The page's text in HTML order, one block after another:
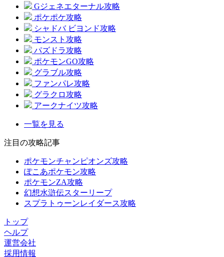
Gジェネエターナル攻略
ポケポケ攻略
シャドバ ビヨンド攻略
モンスト攻略
パズドラ攻略
ポケモンGO攻略
グラブル攻略
ファンパレ攻略
グラクロ攻略
アークナイツ攻略
一覧を見る
注目の攻略記事
ポケモンチャンピオンズ攻略
ぽこあポケモン攻略
ポケモンZA攻略
幻想水滸伝スターリープ
スプラトゥーンレイダース攻略
トップ
ヘルプ
運営会社
採用情報